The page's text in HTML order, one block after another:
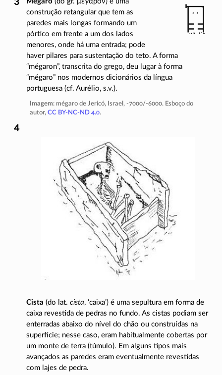
construção retangular que tem as
paredes mais longas formando um
pórtico em frente a um dos lados
menores, onde há uma entrada; pode
haver pilares para sustentação do teto. A forma
“mégaron”, transcrita do grego, deu lugar à forma
“mégaro” nos modernos dicionários da língua
portuguesa (cf. Aurélio, s.v.).
Imagem: mégaro de Jericó, Israel, -7000/-6000. Esboço do
autor, CC BY-NC-ND 4.0.
Cista (do lat. cista, ‘caixa’) é uma sepultura em forma de
caixa revestida de pedras no fundo. As cistas podiam ser
enterradas abaixo do nível do chão ou construídas na
superfície; nesse caso, eram habitualmente cobertas por
um monte de terra (túmulo). Em alguns tipos mais
avançados as paredes eram eventualmente revestidas
com lajes de pedra.